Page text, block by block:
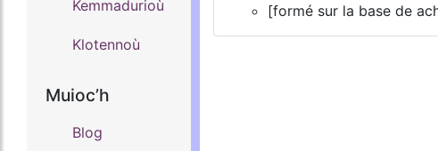
Kemmadurioù
Klotennoù
Muiocʼh
Blog
[formé sur la base de